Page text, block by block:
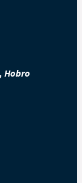
Hobro